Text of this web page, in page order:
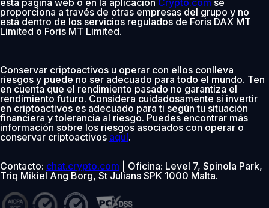
esta página web o en la aplicación Crypto.com se
proporciona a través de otras empresas del grupo y no
está dentro de los servicios regulados de Foris DAX MT
Limited o Foris MT Limited.
Conservar criptoactivos u operar con ellos conlleva
riesgos y puede no ser adecuado para todo el mundo. Ten
en cuenta que el rendimiento pasado no garantiza el
rendimiento futuro. Considera cuidadosamente si invertir
en criptoactivos es adecuado para ti según tu situación
financiera y tolerancia al riesgo. Puedes encontrar más
información sobre los riesgos asociados con operar o
conservar criptoactivos aquí.
Contacto: chat.crypto.com | Oficina: Level 7, Spinola Park,
Triq Mikiel Ang Borg, St Julians SPK 1000 Malta.